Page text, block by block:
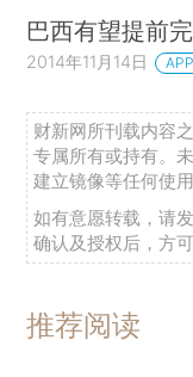
巴西有望提前
2014年11月14日
财新网所刊载内容
专属所有或持有。
建立镜像等任何使用
如有意愿转载，请
确认及授权后，方可
推荐阅读